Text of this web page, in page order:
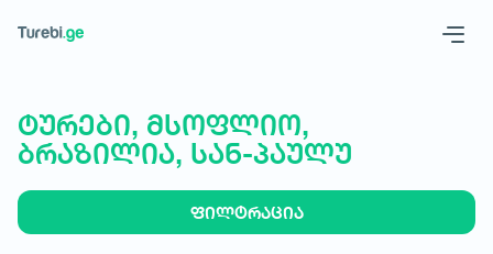
ტურები, მსოფლიო,
ბრაზილია, სან-პაულუ‎
ფილტრაცია